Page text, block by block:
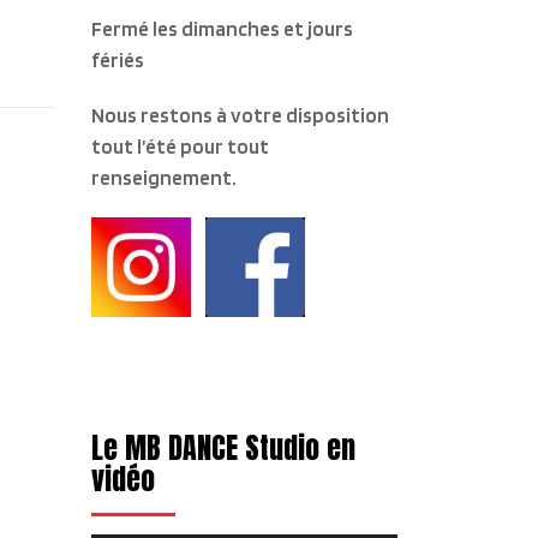
Fermé les dimanches et jours
fériés
Nous restons à votre disposition
tout l’été pour tout
renseignement.
Le MB DANCE Studio en
vidéo